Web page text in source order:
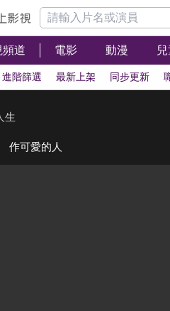
頻道 電影 動漫
進階篩選 最新上架 同步更新
生
作可愛的人